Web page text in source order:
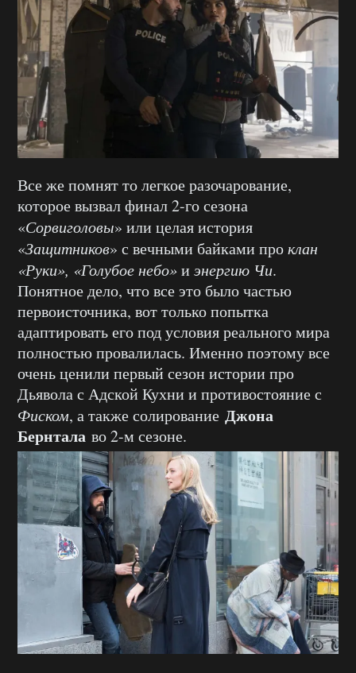
Все же помнят то легкое разочарование,
которое вызвал финал 2-го сезона
«Сорвиголовы» или целая история
«Защитников» с вечными байками проклан
«Руки», «Голубое небо»и энергию Чи.
Понятное дело, что все это было частью
первоисточника, вот только попытка
адаптировать его под условия реального мира
полностью провалилась. Именно поэтому все
очень ценили первый сезон истории про
Дьявола с Адской Кухни и противостояние с
Фиском, а также солирование Джона
Бернтала во 2-м сезоне.